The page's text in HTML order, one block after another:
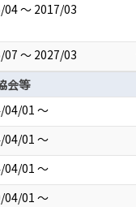
04 ～ 2017/03
07 ～ 2027/03
会等
04/01 ～
04/01 ～
04/01 ～
04/01 ～